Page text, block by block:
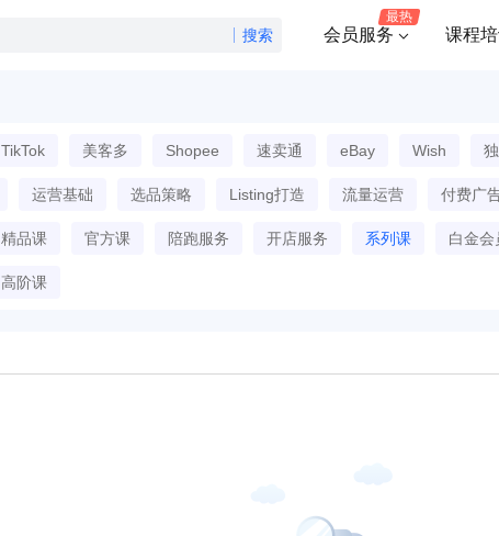
搜索 会员服务
最热
课程培
TikTok 美客多 Shopee 速卖通 eBay Wish
运营基础 选品策略 Listing打造 流量运营 付费广
精品课 官方课 陪跑服务 开店服务 系列课 白金会
高阶课